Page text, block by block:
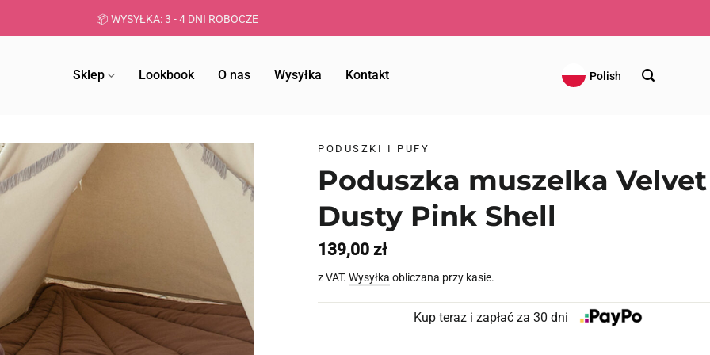
Sklep Lookbook O nas Wysyłka Kontakt Polish
PODUSZKI I PUFY
Poduszka muszelka Velvet
Dusty Pink Shell
139,00 zł
z VAT. Wysyłka obliczana przy kasie.
Kup teraz i zapłać za 30 dni